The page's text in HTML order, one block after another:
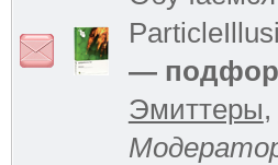
—
Эмиттеры,